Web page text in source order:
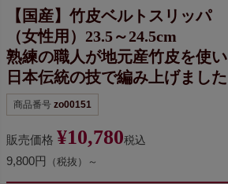
【国産】竹皮ベルトスリッパ
（女性用）23.5～24.5cm
熟練の職人が地元産竹皮を使い
日本伝統の技で編み上げました
商品番号 zo00151
販売価格 ¥10,780税込
9,800円 （税抜）～